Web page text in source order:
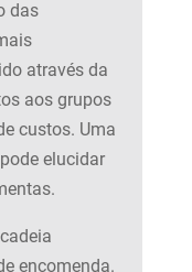
das
através da
aos grupos
custos. Uma
elucidar
encomenda.